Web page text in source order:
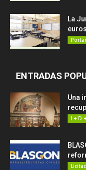
La
ENTRADAS
Una
I + D